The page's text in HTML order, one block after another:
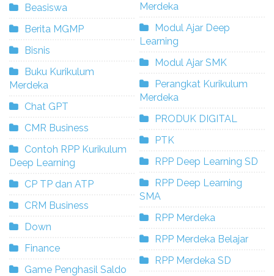
Beasiswa
Berita MGMP
Bisnis
Buku Kurikulum
Merdeka
Chat GPT
CMR Business
Contoh RPP Kurikulum
Deep Learning
CP TP dan ATP
CRM Business
Down
Finance
Game Penghasil Saldo
Merdeka
Modul Ajar Deep
Learning
Modul Ajar SMK
Perangkat Kurikulum
Merdeka
PRODUK DIGITAL
PTK
RPP Deep Learning SD
RPP Deep Learning
SMA
RPP Merdeka
RPP Merdeka Belajar
RPP Merdeka SD